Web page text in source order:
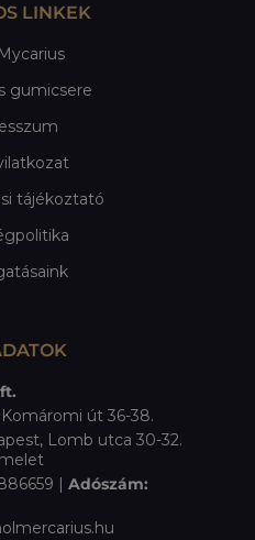
LINKEK
gumicsere
tájékoztató
út 36-38.
Lomb utca 30-32.
| Adószám: